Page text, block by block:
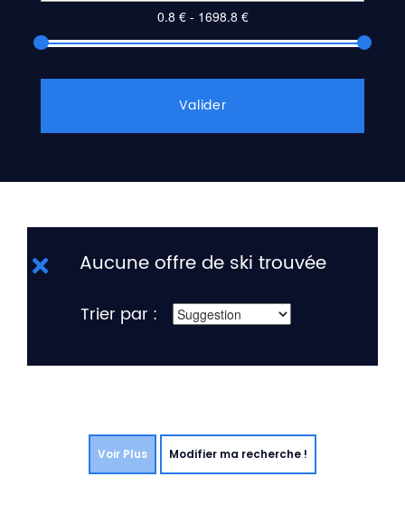
Valider
Aucune offre de ski trouvée
Trier par :
Voir Plus Modifier ma recherche !